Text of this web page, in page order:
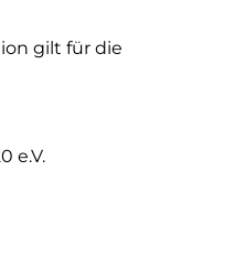
gilt für die
e.V.